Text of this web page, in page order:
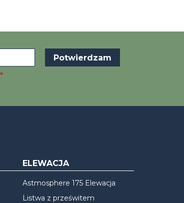
ELEWACJA
Astmosphere 175 Elewacja
Listwa z prześwitem